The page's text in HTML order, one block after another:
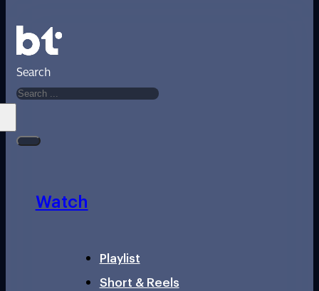
Search
Watch
Playlist
Short & Reels